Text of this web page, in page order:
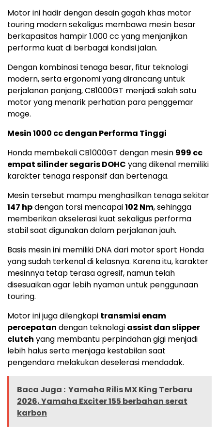
Motor ini hadir dengan desain gagah khas motor
touring modern sekaligus membawa mesin besar
berkapasitas hampir 1.000 cc yang menjanjikan
performa kuat di berbagai kondisi jalan.
Dengan kombinasi tenaga besar, fitur teknologi
modern, serta ergonomi yang dirancang untuk
perjalanan panjang, CB1000GT menjadi salah satu
motor yang menarik perhatian para penggemar
moge.
Mesin 1000 cc dengan Performa Tinggi
Honda membekali CB1000GT dengan mesin 999 cc
empat silinder segaris DOHC yang dikenal memiliki
karakter tenaga responsif dan bertenaga.
Mesin tersebut mampu menghasilkan tenaga sekitar
147 hpdengan torsi mencapai102 Nm, sehingga
memberikan akselerasi kuat sekaligus performa
stabil saat digunakan dalam perjalanan jauh.
Basis mesin ini memiliki DNA dari motor sport Honda
yang sudah terkenal di kelasnya. Karena itu, karakter
mesinnya tetap terasa agresif, namun telah
disesuaikan agar lebih nyaman untuk penggunaan
touring.
Motor ini juga dilengkapi transmisi enam
percepatan dengan teknologi assist dan slipper
clutch yang membantu perpindahan gigi menjadi
lebih halus serta menjaga kestabilan saat
pengendara melakukan deselerasi mendadak.
Baca Juga : Yamaha Rilis MX King Terbaru
2026, Yamaha Exciter 155 berbahan serat
karbon